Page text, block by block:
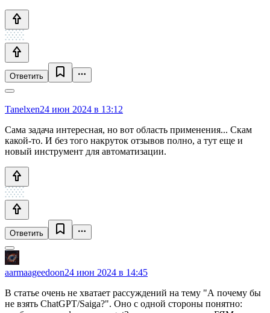
Ответить
Tanelxen24 июн 2024 в 13:12
Сама задача интересная, но вот область применения... Скам
какой-то. И без того накруток отзывов полно, а тут еще и
новый инструмент для автоматизации.
Ответить
aarmaageedoon24 июн 2024 в 14:45
В статье очень не хватает рассуждений на тему "А почему бы
не взять ChatGPT/Saiga?". Оно с одной стороны понятно: